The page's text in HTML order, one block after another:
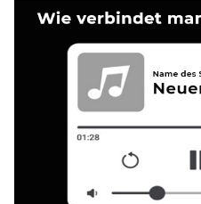
App & Client
Generalüberholt
Partner
Bestellung verfolgen
Einloggen